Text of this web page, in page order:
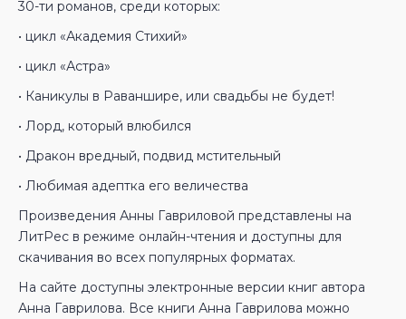
30-ти романов, среди которых:
• цикл «Академия Стихий»
• цикл «Астра»
• Каникулы в Раваншире, или свадьбы не будет!
• Лорд, который влюбился
• Дракон вредный, подвид мстительный
• Любимая адептка его величества
Произведения Анны Гавриловой представлены на
ЛитРес в режиме онлайн-чтения и доступны для
скачивания во всех популярных форматах.
На сайте доступны электронные версии книг автора
Анна Гаврилова. Все книги Анна Гаврилова можно